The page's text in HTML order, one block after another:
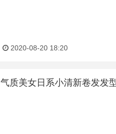
2020-08-20 18:20
气质美女日系小清新卷发发